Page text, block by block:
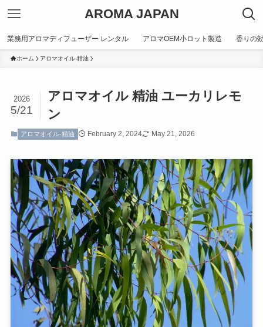
AROMA JAPAN
業務用アロマディフューザー レンタル アロマOEM小ロット製造 香りの
ホーム アロマオイル-精油
アロマオイル 精油 ユーカリレモ
ン
2026
5/21
アロマオイル-精油 February 2, 2024 May 21, 2026